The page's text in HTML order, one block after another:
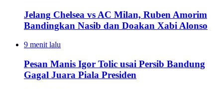
Jelang Chelsea vs AC Milan, Ruben Amorim
Bandingkan Nasib dan Doakan Xabi Alonso
9 menit lalu
Pesan Manis Igor Tolic usai Persib Bandung
Gagal Juara Piala Presiden